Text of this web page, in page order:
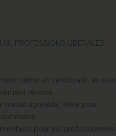
PROFESSIONS LIBÉRALES,
calme et verdoyant, au sein
rénové.
agréable, idéal pour
pour les professionnels